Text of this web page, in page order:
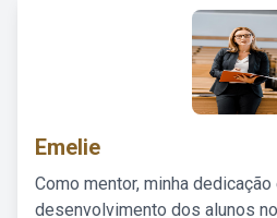
Emelie
Como mentor, minha
desenvolvimento dos alunos